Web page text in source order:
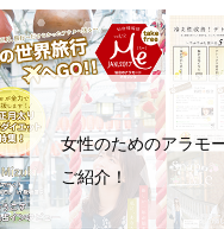
女性のためのアラモ
ご紹介！